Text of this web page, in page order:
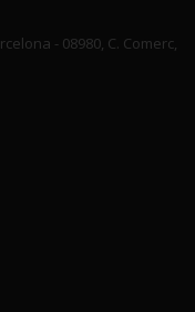
- 08980, C. Comerc,